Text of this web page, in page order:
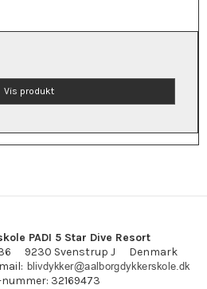
Vis produkt
PADI 5 Star Dive Resort
9230 Svenstrup J
Denmark
:
nummer: 32169473